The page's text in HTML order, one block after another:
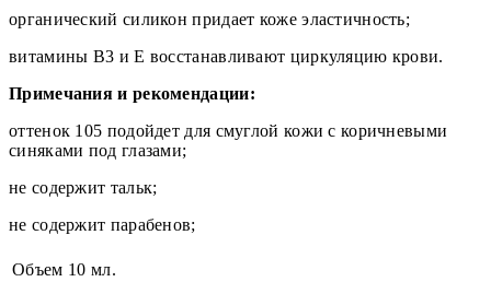
органический силикон придает коже эластичность;
витамины В3 и Е восстанавливают циркуляцию крови.
Примечания и рекомендации:
оттенок 105 подойдет для смуглой кожи с коричневыми
синяками под глазами;
не содержит тальк;
не содержит парабенов;
Объем 10 мл.